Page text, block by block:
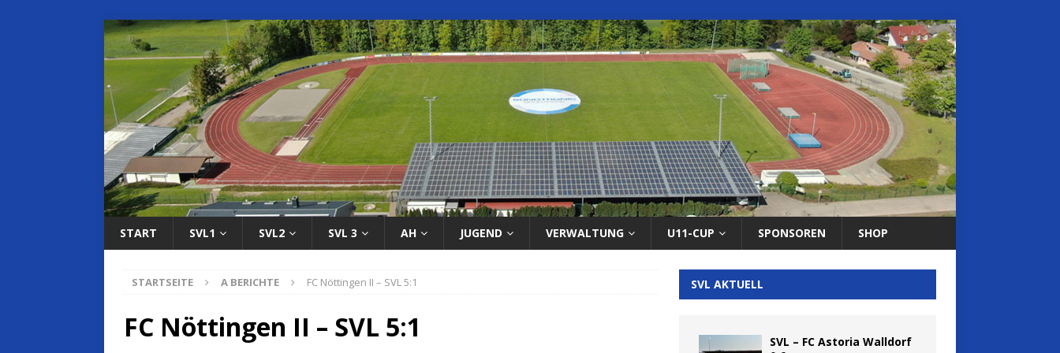
START SVL1 SVL2 SVL 3 AH JUGEND VERWALTUNG U11-CUP SPONSOREN SHOP
STARTSEITE A BERICHTE FC Nöttingen II – SVL 5:1
FC Nöttingen II – SVL 5:1
SVL AKTUELL
SVL – FC Astoria Walldorf